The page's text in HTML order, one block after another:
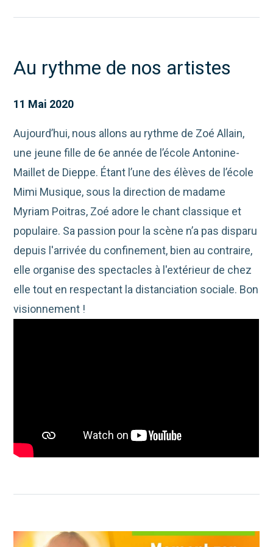
Au rythme de nos artistes
11 Mai 2020
Aujourd’hui, nous allons au rythme de Zoé Allain,
une jeune fille de 6e année de l’école Antonine-
Maillet de Dieppe. Étant l’une des élèves de l’école
Mimi Musique, sous la direction de madame
Myriam Poitras, Zoé adore le chant classique et
populaire. Sa passion pour la scène n’a pas disparu
depuis l'arrivée du confinement, bien au contraire,
elle organise des spectacles à l'extérieur de chez
elle tout en respectant la distanciation sociale. Bon
visionnement !